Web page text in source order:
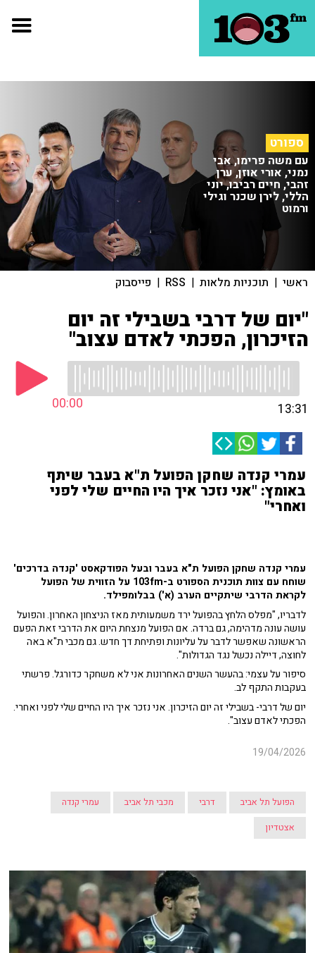
ספורט
עם משה פרימו, אבי
נמני, אורי אוזן, ערן
זהבי, חיים רביבו, יוני
הללי, לירן שכנר וגילי
ורמוט
ראשי | תוכניות מלאות |
RSS
| פייסבוק
"יום של דרבי בשבילי זה יום
הזיכרון, הפכתי לאדם עצוב"
00:00 13:31
עמרי קנדה שחקן הפועל ת"א בעבר שיתף
באומץ: "אני נזכר איך היו החיים שלי לפני
ואחרי"
עמרי קנדה שחקן הפועל ת"א בעבר ובעל הפודקאסט 'קנדה בדרכים'
שוחח עם צוות תוכנית הספורט ב-103fm על הזווית של הפועל
לקראת הדרבי שיתקיים הערב (א') בבלומפילד.
לדבריו, "מפלס הלחץ בהפועל ירד משמעותית מאז הניצחון האחרון. והפועל
עושה עונה מדהימה, גם ברדה. אם הפועל מנצחת היום את הדרבי זאת הפעם
הראשונה שאפשר לדבר על עליונות ופתיחת דך חדש. גם מכבי ת"א באה
לחוצה, דיילה נכשל נגד הגדולות".
סיפור על עצמי: בהעשר השנים האחרונות אני לא משחקר כדורגל. פרשתי
בעקבות התקף לב.
יום של דרבי- בשבילי זה יום הזיכרון. אני נזכר איך היו החיים שלי לפני ואחרי.
הפכתי לאדם עצוב".
19/04/2026
הפועל תל אביב דרבי מכבי תל אביב
עמרי קנדה
אצטדיון